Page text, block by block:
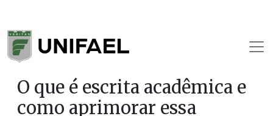
O que é escrita acadêmica e
como aprimorar essa